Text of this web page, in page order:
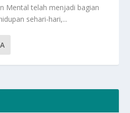
Mental telah menjadi bagian
sehari-hari,...